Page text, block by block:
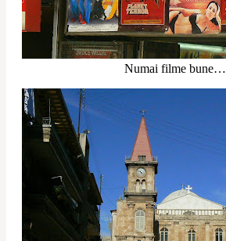
Numai filme bune…